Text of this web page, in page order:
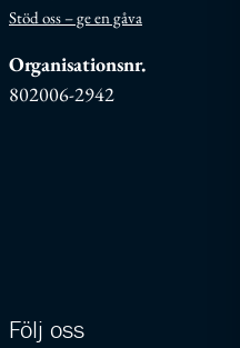
Stöd oss – ge en gåva
Organisationsnr.
802006-2942
Följ oss